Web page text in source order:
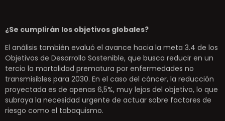
¿Se cumplirán los objetivos globales?
El análisis también evaluó el avance hacia la meta 3.4 de los
Objetivos de Desarrollo Sostenible, que busca reducir en un
tercio la mortalidad prematura por enfermedades no
transmisibles para 2030. En el caso del cáncer, la reducción
proyectada es de apenas 6,5%, muy lejos del objetivo, lo que
subraya la necesidad urgente de actuar sobre factores de
riesgo como el tabaquismo.